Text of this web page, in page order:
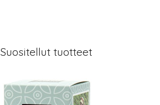
Suositellut tuotteet